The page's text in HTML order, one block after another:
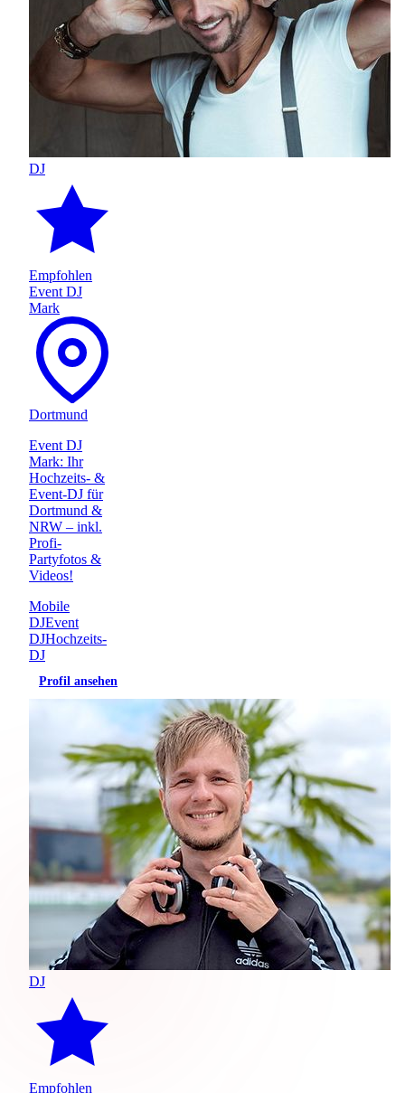
DJ
Empfohlen
Event DJ
Mark
Dortmund
Event DJ
Mark: Ihr
Hochzeits- &
Event-DJ für
Dortmund &
NRW – inkl.
Profi-
Partyfotos &
Videos!
Mobile
DJEvent
DJHochzeits-
DJ
Profil ansehen
DJ
Empfohlen